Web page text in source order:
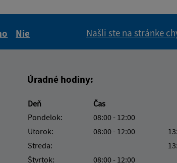
Nie
Našli ste na stránke
Úradné hodiny:
Deň
Čas
Pondelok:
08:00 - 12:00
Utorok:
08:00 - 12:00
Streda:
Štvrtok:
08:00 - 12:00